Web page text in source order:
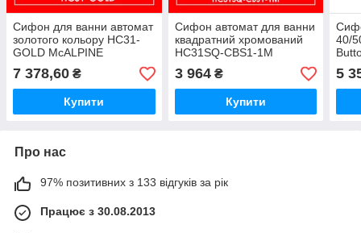
Сифон для ванни автомат
золотого кольору HC31-
GOLD McALPINE
7 378,60 ₴
Купити
Сифон автомат для ванни
квадратний хромований
HC31SQ-CBS1-1M
3 964₴
Купити
40/
5
Про нас
97% позитивних з 133 відгуків за рік
Працює з 30.08.2013